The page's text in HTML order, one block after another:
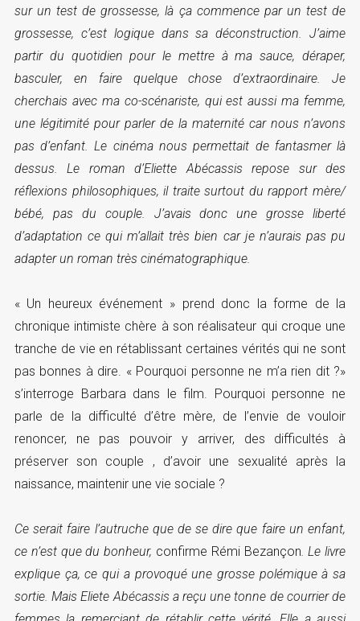
sur un test de grossesse, là ça commence par un test de
grossesse, c’est logique dans sa déconstruction. J’aime
partir du quotidien pour le mettre à ma sauce, déraper,
basculer, en faire quelque chose d’extraordinaire. Je
cherchais avec ma co-scénariste, qui est aussi ma femme,
une légitimité pour parler de la maternité car nous n’avons
pas d’enfant. Le cinéma nous permettait de fantasmer là
dessus. Le roman d’Eliette Abécassis repose sur des
réflexions philosophiques, il traite surtout du rapport mère/
bébé, pas du couple. J’avais donc une grosse liberté
d’adaptation ce qui m’allait très bien car je n’aurais pas pu
adapter un roman très cinématographique.
« Un heureux événement » prend donc la forme de la
chronique intimiste chère à son réalisateur qui croque une
tranche de vie en rétablissant certaines vérités qui ne sont
pas bonnes à dire. « Pourquoi personne ne m’a rien dit ?»
s’interroge Barbara dans le film. Pourquoi personne ne
parle de la difficulté d’être mère, de l’envie de vouloir
renoncer, ne pas pouvoir y arriver, des difficultés à
préserver son couple , d’avoir une sexualité après la
naissance, maintenir une vie sociale ?
Ce serait faire l’autruche que de se dire que faire un enfant,
ce n’est que du bonheur, confirme Rémi Bezançon. Le livre
explique ça, ce qui a provoqué une grosse polémique à sa
sortie. Mais Eliete Abécassis a reçu une tonne de courrier de